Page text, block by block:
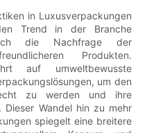
in Luxusverpackungen
Trend in der Branche
die Nachfrage der
Produkten.
auf umweltbewusste
um den
zu werden und ihre
Dieser Wandel hin zu mehr
spiegelt eine breitere